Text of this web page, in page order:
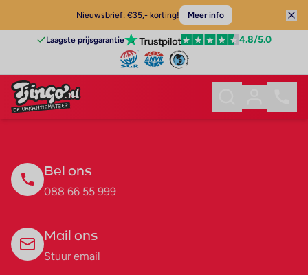
Nieuwsbrief: €35,- korting! Meer info
Laagste prijsgarantie 4.8/5.0
Bel ons
088 66 55 999
Mail ons
Stuur email